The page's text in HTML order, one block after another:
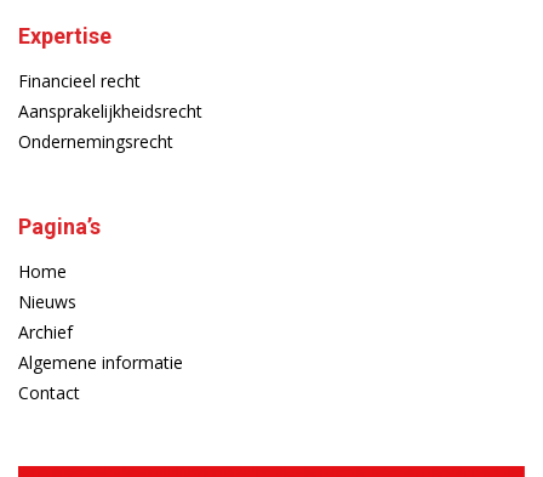
Expertise
Financieel recht
Aansprakelijkheidsrecht
Ondernemingsrecht
Pagina’s
Home
Nieuws
Archief
Algemene informatie
Contact